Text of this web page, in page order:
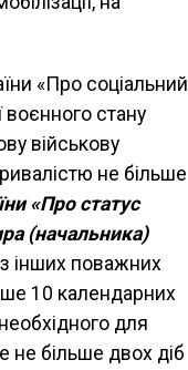
«Про соціальний
воєнного стану
військову
не більше
«Про статус
(начальника)
інших поважних
10 календарних
для
не більше двох діб